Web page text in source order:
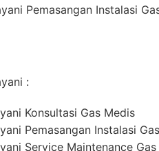
Pemasangan Instalasi
:
Konsultasi Gas Medis
Pemasangan Instalasi
Service Maintenance